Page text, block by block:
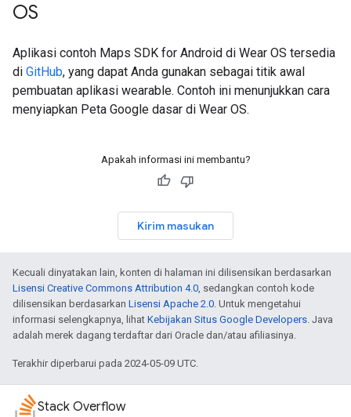
OS
Aplikasi contoh Maps SDK for Android di Wear OS tersedia
di GitHub, yang dapat Anda gunakan sebagai titik awal
pembuatan aplikasi wearable. Contoh ini menunjukkan cara
menyiapkan Peta Google dasar di Wear OS.
Apakah informasi ini membantu?
Kirim masukan
Kecuali dinyatakan lain, konten di halaman ini dilisensikan berdasarkan
Lisensi Creative Commons Attribution 4.0, sedangkan contoh kode
dilisensikan berdasarkan Lisensi Apache 2.0. Untuk mengetahui
informasi selengkapnya, lihat Kebijakan Situs Google Developers. Java
adalah merek dagang terdaftar dari Oracle dan/atau afiliasinya.
Terakhir diperbarui pada 2024-05-09 UTC.
Stack Overflow